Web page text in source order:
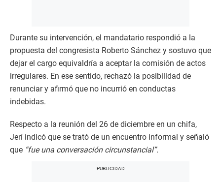
Durante su intervención, el mandatario respondió a la
propuesta del congresista Roberto Sánchez y sostuvo que
dejar el cargo equivaldría a aceptar la comisión de actos
irregulares. En ese sentido, rechazó la posibilidad de
renunciar y afirmó que no incurrió en conductas
indebidas.
Respecto a la reunión del 26 de diciembre en un chifa,
Jerí indicó que se trató de un encuentro informal y señaló
que “fue una conversación circunstancial”.